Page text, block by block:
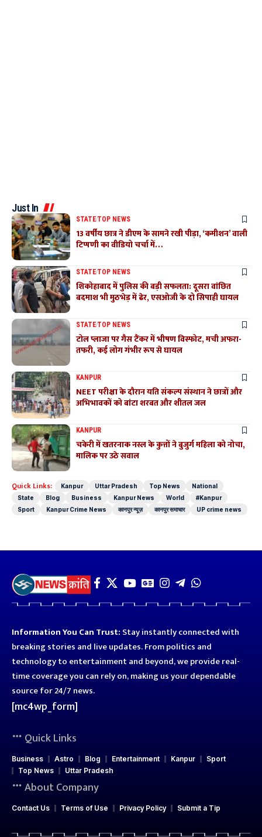
Just In
STATETOP NEWS
13 वर्षीय छात्र ने डीएम के सामने रखी पीड़ा, ‘कमीशन’ वाली
टिप्पणी का वीडियो चर्चा में…
STATETOP NEWS
शिकोहाबाद में पुलिस की बड़ी सफलता: दूसरा वांछित
बदमाश भी मुठभेड़ में ढेर, एसओजी के दो सिपाही घायल
STATETOP NEWS
टोल प्लाजा पर गैस टैंकर में भीषण विस्फोट, मची अफरा-
तफरी, कई लोग गंभीर रूप से घायल
KANPUR
NEET परीक्षा के दौरान यति संकल्प संस्थान ने छात्रों और
अभिभावकों को बांटा शरबत और शीतल जल
KANPUR
चकेरी में खतरनाक नस्ल के कुत्तों ने बुजुर्ग महिला को नोचा,
मालिक पर उठे सवाल
Quick Links: Kanpur Uttar Pradesh Top News
National
State
Blog Business Kanpur News World
#Kanpur
Sport
Kanpur Crime News कानपुर न्यूज़ कानपुर समाचार UP crime news
Information You Can Trust: Stay instantly connected with
breaking stories and live updates. From politics and
technology to entertainment and beyond, we provide real-
time coverage you can rely on, making us your dependable
source for 24/7 news.
[mc4wp_form]
Quick Links
Business Astro Blog Entertainment Kanpur
Sport
Top News
Uttar Pradesh
About Company
Contact Us Terms of Use Privacy Policy Submit a Tip